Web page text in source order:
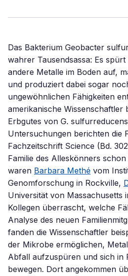
Das Bakterium Geobacter
wahrer Tausendsassa: Es
andere Metalle im Boden auf,
und produziert dabei sogar
ungewöhnlichen Fähigkeiten
amerikanische Wissenschaftler
Erbgutes von G.
Untersuchungen berichten die
Fachzeitschrift Science (Bd.
Familie des Alleskönners
waren Barbara Methé vom
Genomforschung in Rockville,
Universität von Massachusetts
Kollegen überrascht, welche
Analyse des neuen
fanden die Wissenschaftler
der Mikrobe ermöglichen,
Abfall aufzuspüren und sich in
bewegen. Dort angekommen